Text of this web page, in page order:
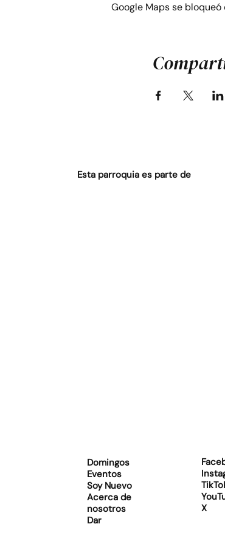
Google Maps se
Esta parroquia es parte de
Domingos
Eventos
Soy Nuevo
Acerca de
nosotros
Dar
X